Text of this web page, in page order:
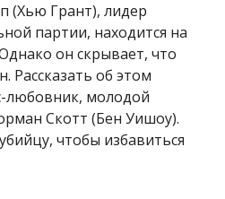
(Хью Грант), лидер
партии, находится на
он скрывает, что
Рассказать об этом
любовник, молодой
Скотт (Бен Уишоу).
чтобы избавиться